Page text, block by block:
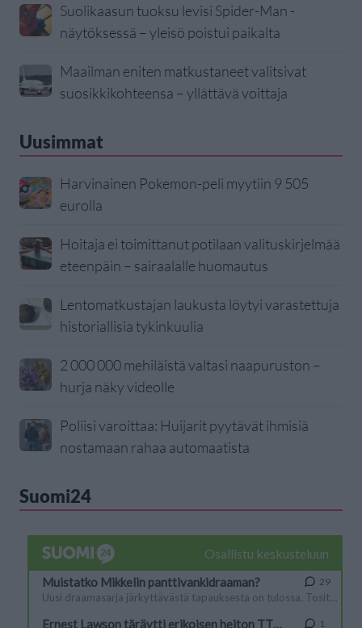
Suolikaasun tuoksu levisi Spider-Man -
näytöksessä – yleisö poistui paikalta
Maailman eniten matkustaneet valitsivat
suosikkikohteensa – yllättävä voittaja
Uusimmat
Harvinainen Pokemon-peli myytiin 9 505
eurolla
Hoitaja ei toimittanut potilaan valituskirjelmää
eteenpäin – sairaalalle huomautus
Lentomatkustajan laukusta löytyi varastettuja
historiallisia tykinkuulia
2 000 000 mehiläistä valtasi naapuruston –
hurja näky videolle
Poliisi varoittaa: Huijarit pyytävät ihmisiä
nostamaan rahaa automaatista
Suomi24